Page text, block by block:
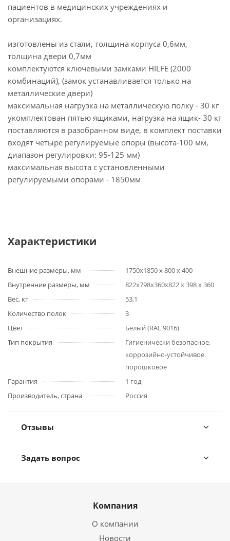
пациентов в медицинских учреждениях и
организациях.
изготовлены из стали, толщина корпуса 0,6мм,
толщина двери 0,7мм
комплектуются ключевыми замками HILFE (2000
комбинаций), (замок устанавливается только на
металлические двери)
максимальная нагрузка на металлическую полку - 30 кг
укомплектован пятью ящиками, нагрузка на ящик- 30 кг
поставляются в разобранном виде, в комплект поставки
входят четыре регулируемые опоры (высота-100 мм,
диапазон регулировки: 95-125 мм)
максимальная высота с установленными
регулируемыми опорами - 1850мм
Характеристики
Внешние размеры, мм
1750х1850 x 800 x 400
Внутренние размеры, мм
822x798x360х822 x 398 x 360
Вес, кг
53,1
Количество полок
3
Цвет
Белый (RAL 9016)
Тип покрытия
Гигиенически безопасное,
коррозийно-устойчивое
порошковое
Гарантия
1 год
Производитель, страна
Россия
Отзывы
Задать вопрос
Компания
О компании
Новости